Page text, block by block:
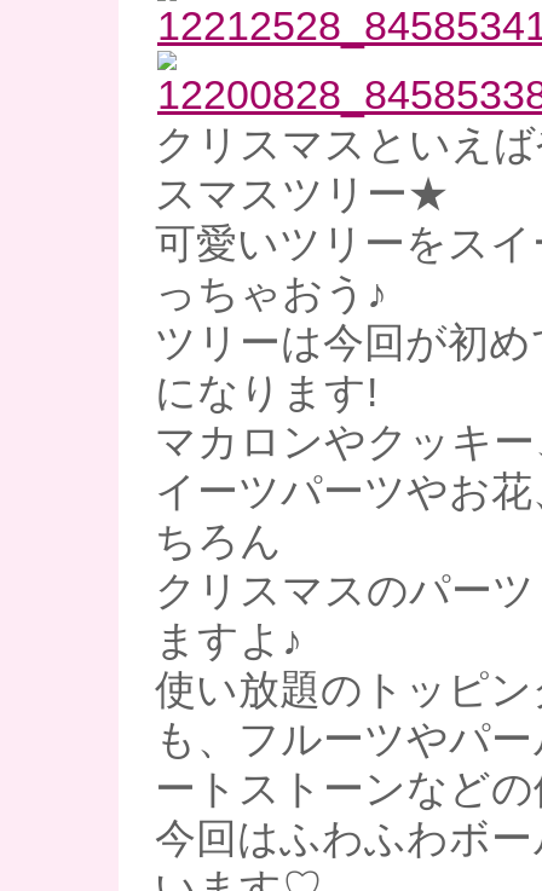
クリスマスといえ
スマスツリー★
可愛いツリーをス
っちゃおう♪
ツリーは今回が初
になります!
マカロンやクッキ
イーツパーツやお
ちろん
クリスマスのパー
ますよ♪
使い放題のトッピ
も、フルーツやパ
ートストーンなどの
今回はふわふわボ